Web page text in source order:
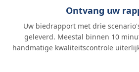
Ontvang uw
Uw biedrapport met drie
geleverd. Meestal binnen 10
handmatige kwaliteitscontrole